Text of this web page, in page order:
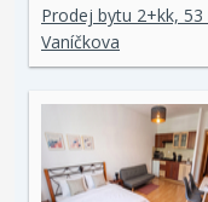
Prodej bytu 2+kk,
Vaníčkova